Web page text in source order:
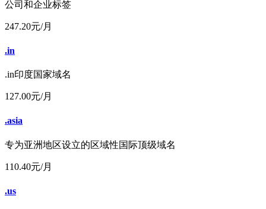
公司和企业标签
247.20元/月
.in
.in印度国家域名
127.00元/月
.asia
专为亚洲地区设立的区域性国际顶级域名
110.40元/月
.us